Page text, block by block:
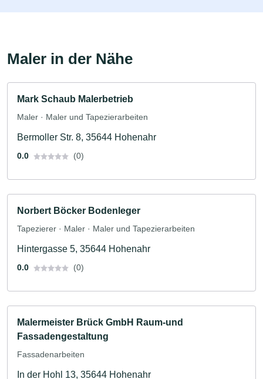
Maler in der Nähe
Mark Schaub Malerbetrieb
Maler · Maler und Tapezierarbeiten
Bermoller Str. 8, 35644 Hohenahr
0.0 (0)
Norbert Böcker Bodenleger
Tapezierer · Maler · Maler und Tapezierarbeiten
Hintergasse 5, 35644 Hohenahr
0.0 (0)
Malermeister Brück GmbH Raum-und
Fassadengestaltung
Fassadenarbeiten
In der Hohl 13, 35644 Hohenahr